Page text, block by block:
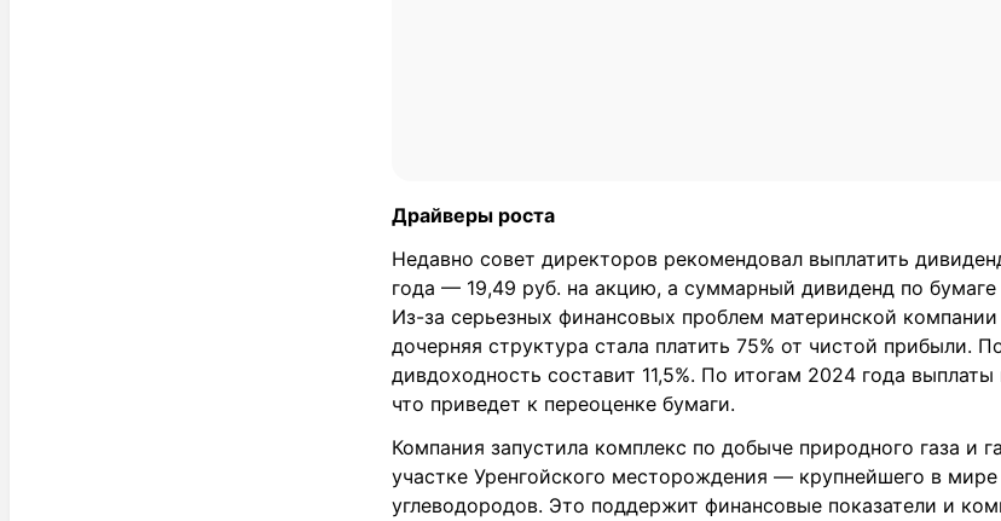
Драйверы роста
Недавно совет директоров рекомендовал выплатить
года — 19,49 руб. на акцию, а суммарный дивиденд по бумаге
Из-за серьезных финансовых проблем материнской
дочерняя структура стала платить 75% от чистой прибыли.
дивдоходность составит 11,5%. По итогам 2024 года
что приведет к переоценке бумаги.
Компания запустила комплекс по добыче природного газа и
участке Уренгойского месторождения — крупнейшего в мире
углеводородов. Это поддержит финансовые показатели и